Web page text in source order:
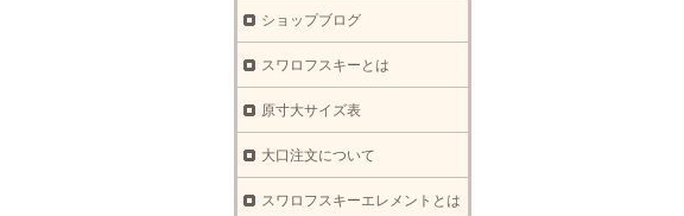
ショップブログ
スワロフスキーとは
原寸大サイズ表
大口注文について
スワロフスキーエレメントとは